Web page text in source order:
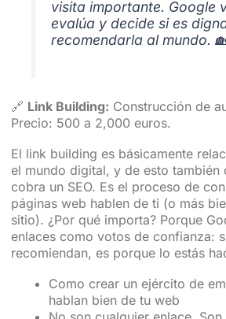
visita importante. Google
evalúa y decide si es
recomendarla al mundo.
🔗 Link Building: Construcción de
Precio: 500 a 2,000 euros.
El link building es básicamente
el mundo digital, y de esto también
cobra un SEO. Es el proceso de
páginas web hablen de ti (o más
sitio). ¿Por qué importa? Porque
enlaces como votos de confianza:
recomiendan, es porque lo estás
Como crear un ejército de
hablan bien de tu web